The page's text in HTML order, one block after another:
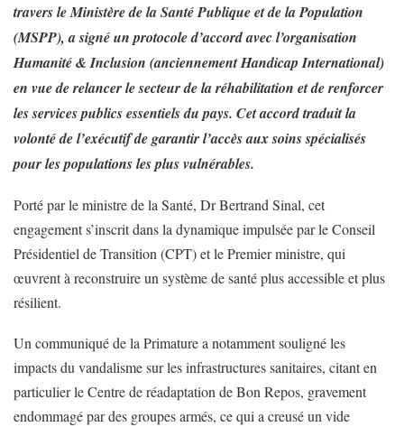
travers le Ministère de la Santé Publique et de la Population
(MSPP), a signé un protocole d’accord avec l’organisation
Humanité & Inclusion (anciennement Handicap International)
en vue de relancer le secteur de la réhabilitation et de renforcer
les services publics essentiels du pays. Cet accord traduit la
volonté de l’exécutif de garantir l’accès aux soins spécialisés
pour les populations les plus vulnérables.
Porté par le ministre de la Santé, Dr Bertrand Sinal, cet
engagement s’inscrit dans la dynamique impulsée par le Conseil
Présidentiel de Transition (CPT) et le Premier ministre, qui
œuvrent à reconstruire un système de santé plus accessible et plus
résilient.
Un communiqué de la Primature a notamment souligné les
impacts du vandalisme sur les infrastructures sanitaires, citant en
particulier le Centre de réadaptation de Bon Repos, gravement
endommagé par des groupes armés, ce qui a creusé un vide